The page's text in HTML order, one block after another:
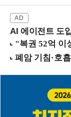
AI 에이전트 도